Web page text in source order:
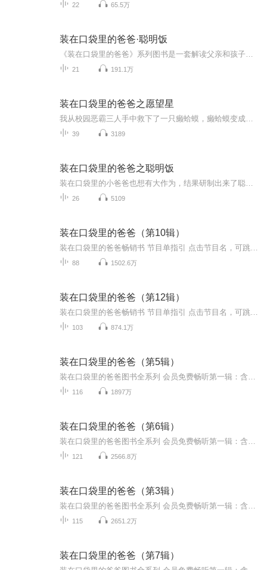
22 65.5万
装在口袋里的爸爸·聪明饭
21 191.1万
装在口袋里的爸爸之愿望星
39 3189
装在口袋里的爸爸之聪明饭
26 5109
装在口袋里的爸爸（第10辑）
88 1502.6万
装在口袋里的爸爸（第12辑）
103 874.1万
装在口袋里的爸爸（第5辑）
116 1897万
装在口袋里的爸爸（第6辑）
121 2566.8万
装在口袋里的爸爸（第3辑）
115 2651.2万
装在口袋里的爸爸（第7辑）